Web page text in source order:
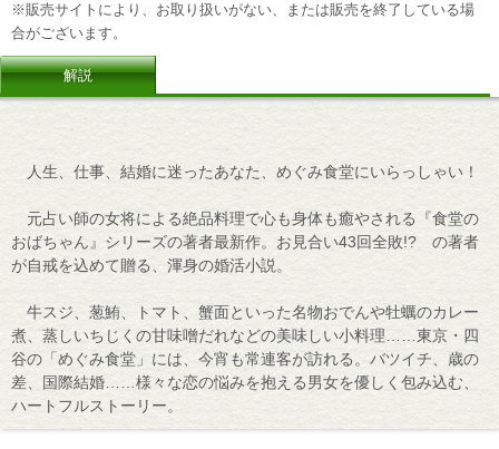
※販売サイトにより、お取り扱いがない、または販売を終了している場
合がございます。
解説
人生、仕事、結婚に迷ったあなた、めぐみ食堂にいらっしゃい！
元占い師の女将による絶品料理で心も身体も癒やされる『食堂の
おばちゃん』シリーズの著者最新作。お見合い43回全敗!? の著者
が自戒を込めて贈る、渾身の婚活小説。
牛スジ、葱鮪、トマト、蟹面といった名物おでんや牡蠣のカレー
煮、蒸しいちじくの甘味噌だれなどの美味しい小料理……東京・四
谷の「めぐみ食堂」には、今宵も常連客が訪れる。バツイチ、歳の
差、国際結婚……様々な恋の悩みを抱える男女を優しく包み込む、
ハートフルストーリー。